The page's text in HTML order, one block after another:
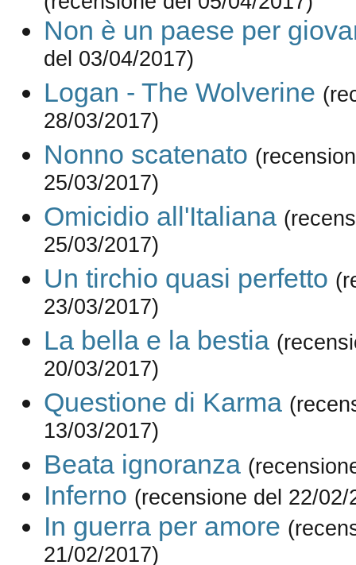
Non è un paese per
del 03/04/2017)
Logan - The Wolverine
28/03/2017)
Nonno scatenato
25/03/2017)
Omicidio all'Italiana
25/03/2017)
Un tirchio quasi perfetto
23/03/2017)
La bella e la bestia
20/03/2017)
Questione di Karma
13/03/2017)
Beata ignoranza
Inferno (recensione del 22/02/
In guerra per amore
21/02/2017)